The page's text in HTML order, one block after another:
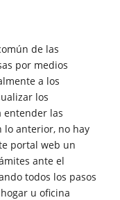
de las
por medios
a los
los
entender las
lo anterior, no hay
portal web un
ante el
todos los pasos
u oficina